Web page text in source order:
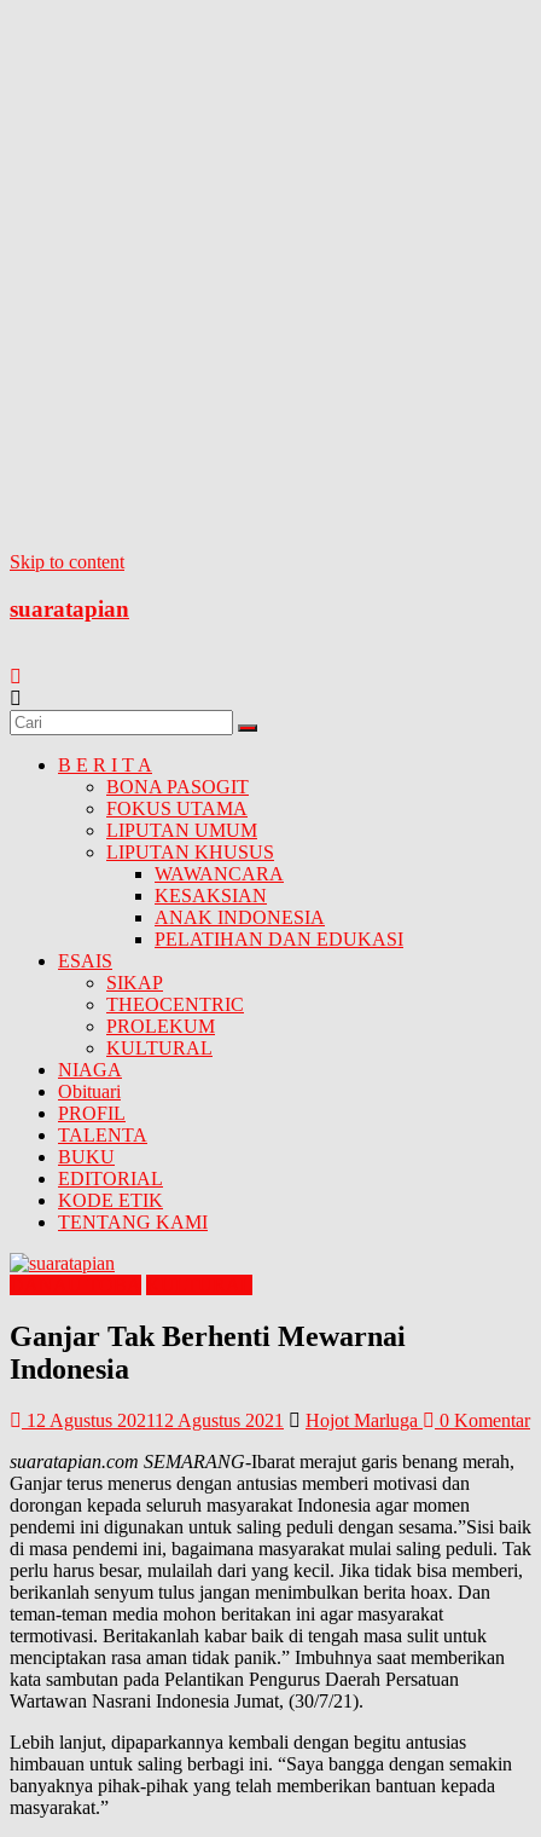
Skip to content
suaratapian
B E R I T A
BONA PASOGIT
FOKUS UTAMA
LIPUTAN UMUM
LIPUTAN KHUSUS
WAWANCARA
KESAKSIAN
ANAK INDONESIA
PELATIHAN DAN EDUKASI
ESAIS
SIKAP
THEOCENTRIC
PROLEKUM
KULTURAL
NIAGA
Obituari
PROFIL
TALENTA
BUKU
EDITORIAL
KODE ETIK
TENTANG KAMI
Ganjar Tak Berhenti Mewarnai
Indonesia
12 Agustus 202112 Agustus 2021 Hojot Marluga
0 Komentar
suaratapian.com SEMARANG-Ibarat merajut garis benang merah,
Ganjar terus menerus dengan antusias memberi motivasi dan
dorongan kepada seluruh masyarakat Indonesia agar momen
pendemi ini digunakan untuk saling peduli dengan sesama.”Sisi baik
di masa pendemi ini, bagaimana masyarakat mulai saling peduli. Tak
perlu harus besar, mulailah dari yang kecil. Jika tidak bisa memberi,
berikanlah senyum tulus jangan menimbulkan berita hoax. Dan
teman-teman media mohon beritakan ini agar masyarakat
termotivasi. Beritakanlah kabar baik di tengah masa sulit untuk
menciptakan rasa aman tidak panik.” Imbuhnya saat memberikan
kata sambutan pada Pelantikan Pengurus Daerah Persatuan
Wartawan Nasrani Indonesia Jumat, (30/7/21).
Lebih lanjut, dipaparkannya kembali dengan begitu antusias
himbauan untuk saling berbagi ini. “Saya bangga dengan semakin
banyaknya pihak-pihak yang telah memberikan bantuan kepada
masyarakat.”